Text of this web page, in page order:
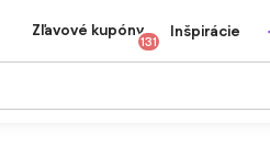
Zľavové kupóny
131
Inšpirácie